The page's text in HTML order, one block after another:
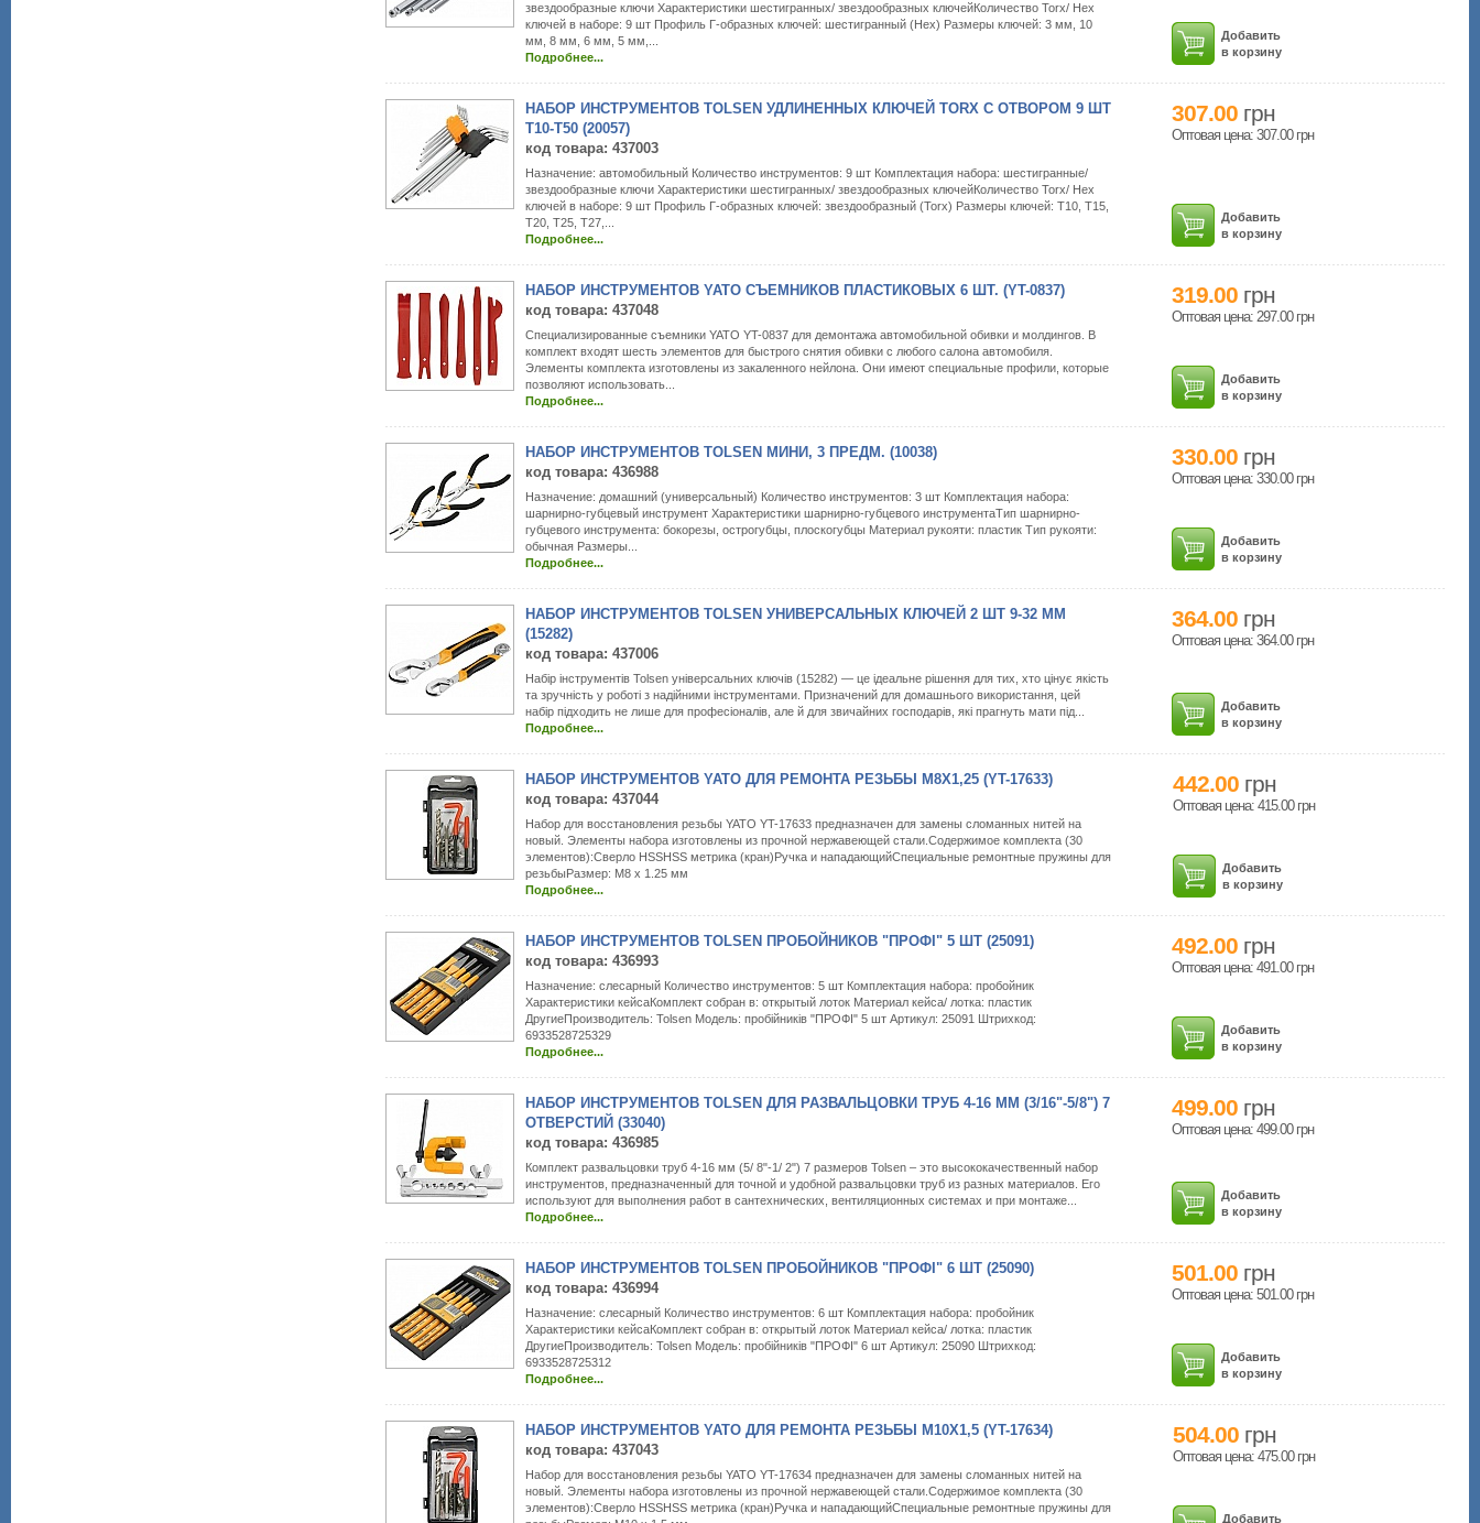
звездообразные ключи Характеристики шестигранных/ звездообразных ключейКоличество Torx/ Hex
ключей в наборе: 9 шт Профиль Г-образных ключей: шестигранный (Hex) Размеры ключей: 3 мм, 10
мм, 8 мм, 6 мм, 5 мм,...
Подробнее...
Добавить
в корзину
НАБОР ИНСТРУМЕНТОВ TOLSEN УДЛИНЕННЫХ КЛЮЧЕЙ TORX С ОТВОРОМ 9 ШТ
Т10-Т50 (20057)
код товара: 437003
Назначение: автомобильный Количество инструментов: 9 шт Комплектация набора: шестигранные/
звездообразные ключи Характеристики шестигранных/ звездообразных ключейКоличество Torx/ Hex
ключей в наборе: 9 шт Профиль Г-образных ключей: звездообразный (Torx) Размеры ключей: T10, T15,
T20, T25, T27,...
Подробнее...
307.00 грн
Оптовая цена: 307.00 грн
Добавить
в корзину
НАБОР ИНСТРУМЕНТОВ YATO СЪЕМНИКОВ ПЛАСТИКОВЫХ 6 ШТ. (YT-0837)
код товара: 437048
Специализированные съемники YATO YT-0837 для демонтажа автомобильной обивки и молдингов. В
комплект входят шесть элементов для быстрого снятия обивки с любого салона автомобиля.
Элементы комплекта изготовлены из закаленного нейлона. Они имеют специальные профили, которые
позволяют использовать...
Подробнее...
319.00 грн
Оптовая цена: 297.00 грн
Добавить
в корзину
НАБОР ИНСТРУМЕНТОВ TOLSEN МИНИ, 3 ПРЕДМ. (10038)
код товара: 436988
Назначение: домашний (универсальный) Количество инструментов: 3 шт Комплектация набора:
шарнирно-губцевый инструмент Характеристики шарнирно-губцевого инструментаТип шарнирно-
губцевого инструмента: бокорезы, острогубцы, плоскогубцы Материал рукояти: пластик Тип рукояти:
обычная Размеры...
Подробнее...
330.00 грн
Оптовая цена: 330.00 грн
Добавить
в корзину
НАБОР ИНСТРУМЕНТОВ TOLSEN УНИВЕРСАЛЬНЫХ КЛЮЧЕЙ 2 ШТ 9-32 ММ
(15282)
код товара: 437006
Набір інструментів Tolsen універсальних ключів (15282) — це ідеальне рішення для тих, хто цінує якість
та зручність у роботі з надійними інструментами. Призначений для домашнього використання, цей
набір підходить не лише для професіоналів, але й для звичайних господарів, які прагнуть мати під...
Подробнее...
364.00 грн
Оптовая цена: 364.00 грн
Добавить
в корзину
НАБОР ИНСТРУМЕНТОВ YATO ДЛЯ РЕМОНТА РЕЗЬБЫ M8X1,25 (YT-17633)
код товара: 437044
Набор для восстановления резьбы YATO YT-17633 предназначен для замены сломанных нитей на
новый. Элементы набора изготовлены из прочной нержавеющей стали.Содержимое комплекта (30
элементов):Сверло HSSHSS метрика (кран)Ручка и нападающийСпециальные ремонтные пружины для
резьбыРазмер: M8 x 1.25 мм
Подробнее...
442.00 грн
Оптовая цена: 415.00 грн
Добавить
в корзину
НАБОР ИНСТРУМЕНТОВ TOLSEN ПРОБОЙНИКОВ "ПРОФІ" 5 ШТ (25091)
код товара: 436993
Назначение: слесарный Количество инструментов: 5 шт Комплектация набора: пробойник
Характеристики кейсаКомплект собран в: открытый лоток Материал кейса/ лотка: пластик
ДругиеПроизводитель: Tolsen Модель: пробійників "ПРОФІ" 5 шт Артикул: 25091 Штрихкод:
6933528725329
Подробнее...
492.00 грн
Оптовая цена: 491.00 грн
Добавить
в корзину
НАБОР ИНСТРУМЕНТОВ TOLSEN ДЛЯ РАЗВАЛЬЦОВКИ ТРУБ 4-16 ММ (3/16"-5/8") 7
ОТВЕРСТИЙ (33040)
код товара: 436985
Комплект развальцовки труб 4-16 мм (5/ 8"-1/ 2") 7 размеров Tolsen – это высококачественный набор
инструментов, предназначенный для точной и удобной развальцовки труб из разных материалов. Его
используют для выполнения работ в сантехнических, вентиляционных системах и при монтаже...
Подробнее...
499.00 грн
Оптовая цена: 499.00 грн
Добавить
в корзину
НАБОР ИНСТРУМЕНТОВ TOLSEN ПРОБОЙНИКОВ "ПРОФІ" 6 ШТ (25090)
код товара: 436994
Назначение: слесарный Количество инструментов: 6 шт Комплектация набора: пробойник
Характеристики кейсаКомплект собран в: открытый лоток Материал кейса/ лотка: пластик
ДругиеПроизводитель: Tolsen Модель: пробійників "ПРОФІ" 6 шт Артикул: 25090 Штрихкод:
6933528725312
Подробнее...
501.00 грн
Оптовая цена: 501.00 грн
Добавить
в корзину
НАБОР ИНСТРУМЕНТОВ YATO ДЛЯ РЕМОНТА РЕЗЬБЫ M10X1,5 (YT-17634)
код товара: 437043
Набор для восстановления резьбы YATO YT-17634 предназначен для замены сломанных нитей на
новый. Элементы набора изготовлены из прочной нержавеющей стали.Содержимое комплекта (30
элементов):Сверло HSSHSS метрика (кран)Ручка и нападающийСпециальные ремонтные пружины для
504.00 грн
Оптовая цена: 475.00 грн
Добавить